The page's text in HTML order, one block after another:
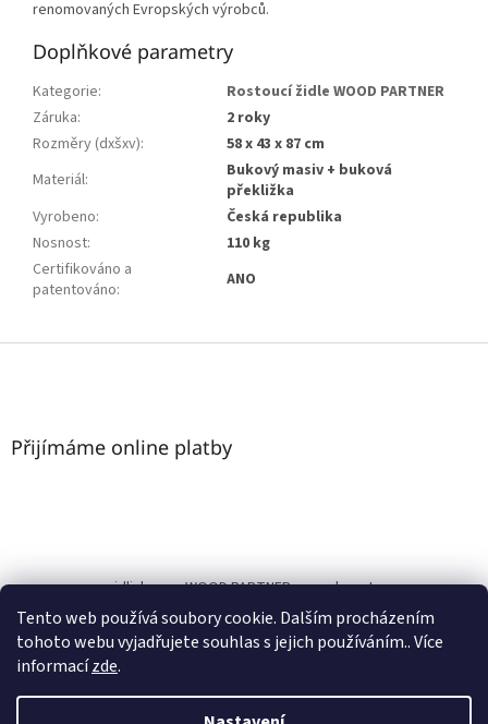
Tento web používá soubory cookie. Dalším procházením
tohoto webu vyjadřujete souhlas s jejich používáním.. Více
informacízde.
renomovaných Evropských výrobců.
Doplňkové parametry
Kategorie:
Rostoucí židle WOOD PARTNER
Záruka:
2 roky
Rozměry (dxšxv):
58 x 43 x 87 cm
Materiál:
Bukový masiv + buková
překližka
Vyrobeno:
Česká republika
Nosnost:
110 kg
Certifikováno a
patentováno: ANO
Z
Přijímáme online platby
nasezidlicky.cz WOOD PARTNER s.r.o. bonature.cz
www.nasezidlicky.cz